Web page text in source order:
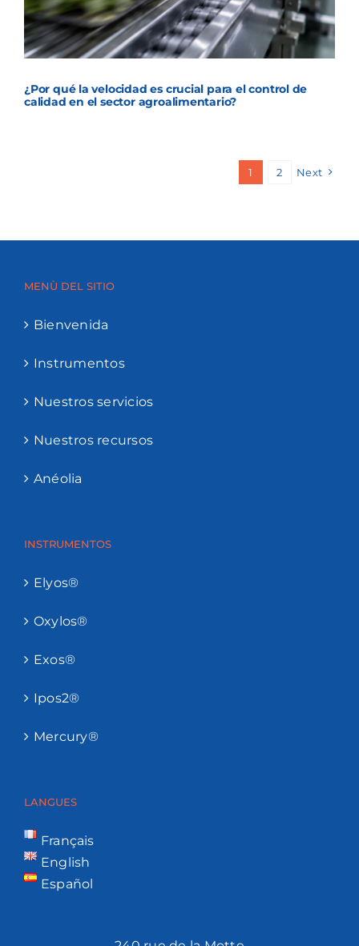
¿Por qué la velocidad es crucial para el control de
calidad en el sector agroalimentario?
1 2 Next
MENÙ DEL SITIO
Bienvenida
Instrumentos
Nuestros servicios
Nuestros recursos
Anéolia
INSTRUMENTOS
Elyos®
Oxylos®
Exos®
Ipos2®
Mercury®
LANGUES
Français
English
Español